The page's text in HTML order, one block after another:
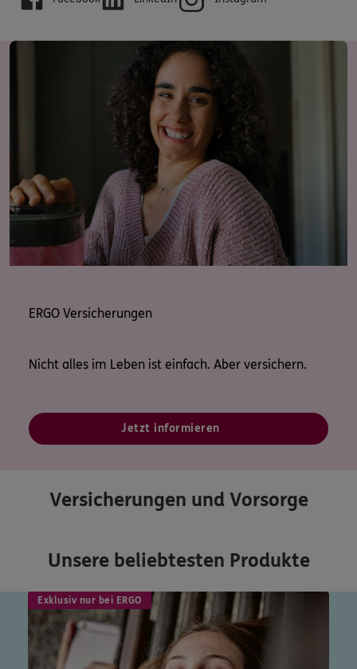
besten passt: Persönlich vor Ort, telefonisch oder
Was uns auszeichnet: Vertrauen, Erfahrung und ein
echtes Miteinander – sowohl mit unseren geschätzten
Kunden als auch mit unseren starken Partnern, der
ERGO und der DKV.
Kontaktieren Sie uns: Tel. 089/245 89 249
Lassen Sie uns gemeinsam Ihre Zukunft gestalten – wir
freuen uns darauf, Sie kennenzulernen!
ERGO Versicherungen
Nicht alles im Leben ist einfach. Aber versichern.
Jetzt informieren
Versicherungen und Vorsorge
Unsere beliebtesten Produkte
Exklusiv nur bei ERGO